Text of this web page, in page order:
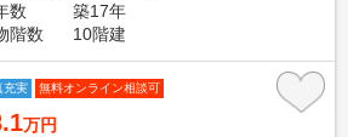
数
築17年
階数
10階建
充実 無料オンライン相談可
万円